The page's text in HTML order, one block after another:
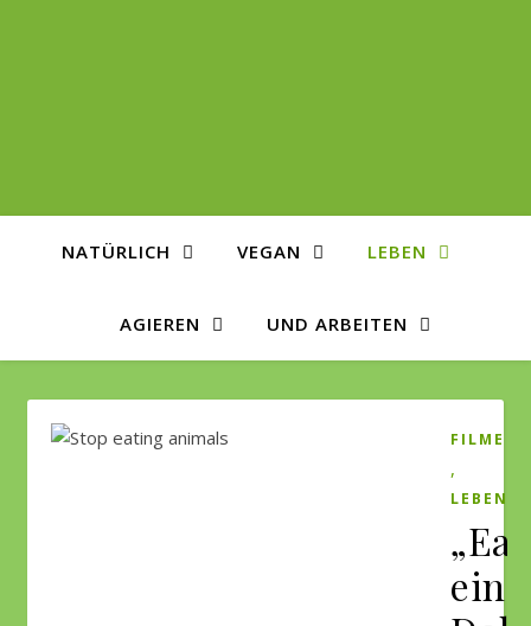
NATÜRLICH VEGAN LEBEN
AGIEREN UND ARBEITEN
FILME
,
LEBEN
eine